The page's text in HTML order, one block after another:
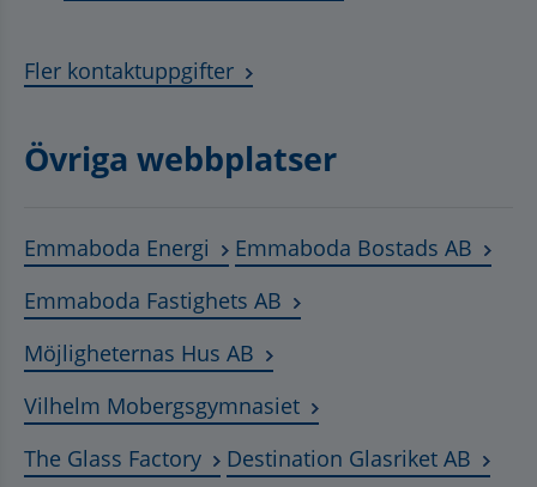
Fler kontaktuppgifter
Övriga webbplatser
Emmaboda Energi Länk till annan webbplats,
Emmaboda Bostads AB
Emmaboda Fastighets AB Länk till annan
Möjligheternas Hus AB Länk till annan webbplats,
Vilhelm MobergsgymnasietLänk till annan
The Glass FactoryLänk till annan webbplats,
Destination Glasriket AB